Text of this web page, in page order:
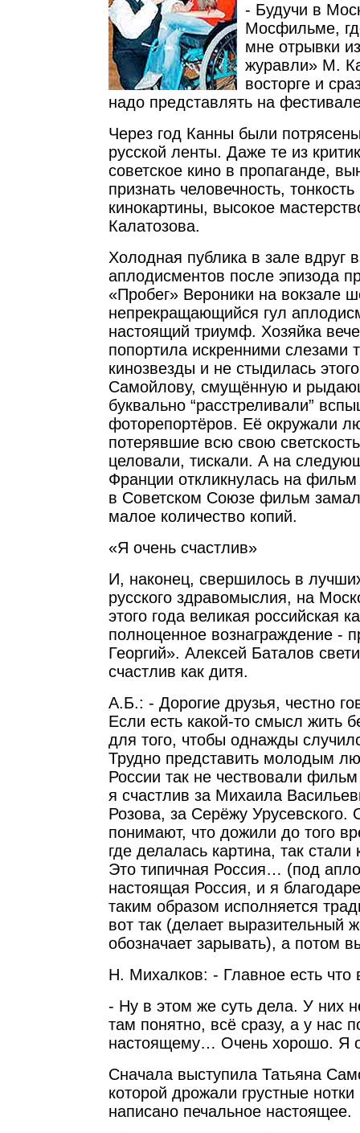
- Будучи в
Мосфильме,
мне отрывки
журавли» М.
восторге и
надо представлять на
Через год Канны были
русской ленты. Даже те из
советское кино в пропаганде,
признать человечность,
кинокартины, высокое
Калатозова.
Холодная публика в зале вдруг
аплодисментов после эпизода
«Пробег» Вероники на вокзале
непрекращающийся гул
настоящий триумф. Хозяйка
попортила искренними слезами
кинозвезды и не стыдилась
Самойлову, смущённую и
буквально “расстреливали”
фоторепортёров. Её окружали
потерявшие всю свою
целовали, тискали. А на
Франции откликнулась на
в Советском Союзе фильм
малое количество копий.
«Я очень счастлив»
И, наконец, свершилось в
русского здравомыслия, на
этого года великая российская
полноценное вознаграждение -
Георгий». Алексей Баталов
счастлив как дитя.
А.Б.: - Дорогие друзья, честно
Если есть какой-то смысл жить
для того, чтобы однажды
Трудно представить молодым
России так не чествовали
я счастлив за Михаила
Розова, за Серёжу Урусевского.
понимают, что дожили до того
где делалась картина, так стали
Это типичная Россия… (под
настоящая Россия, и я
таким образом исполняется
вот так (делает выразительный
обозначает зарывать), а потом
Н. Михалков: - Главное есть что
- Ну в этом же суть дела. У них
там понятно, всё сразу, а у нас
настоящему… Очень хорошо. Я
Сначала выступила Татьяна
которой дрожали грустные
написано печальное настоящее.